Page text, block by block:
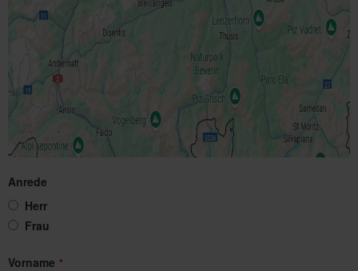
Anrede
Herr
Frau
Vorname *